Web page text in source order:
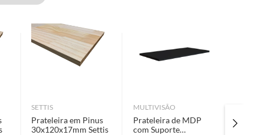
SETTIS
Prateleira em Pinus
30x120x17mm Settis
MULTIVISÃO
Prateleira de MDP
com Suporte
MDP